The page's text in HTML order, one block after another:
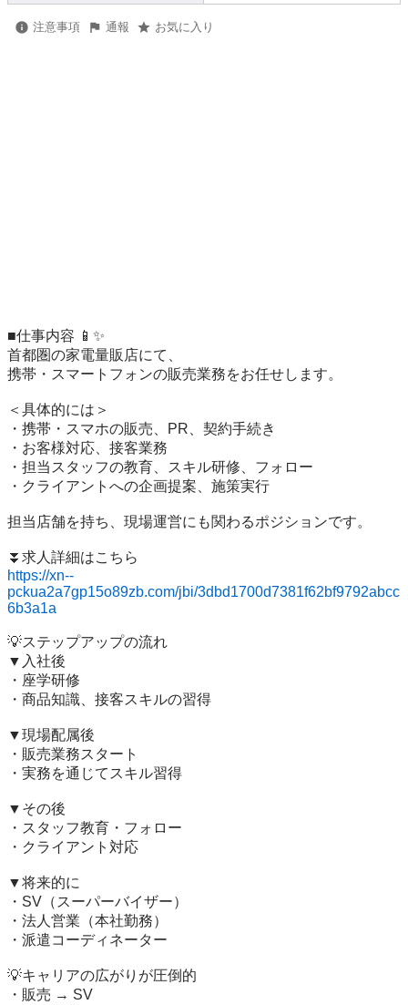
注意事項 通報 お気に入り
■仕事内容 📱✨
首都圏の家電量販店にて、
携帯・スマートフォンの販売業務をお任せします。
＜具体的には＞
・携帯・スマホの販売、PR、契約手続き
・お客様対応、接客業務
・担当スタッフの教育、スキル研修、フォロー
・クライアントへの企画提案、施策実行
担当店舗を持ち、現場運営にも関わるポジションです。
https://xn--
pckua2a7gp15o89zb.com/jbi/3dbd1700d7381f62bf9792abcc
6b3a1a
💡ステップアップの流れ
▼入社後
・座学研修
・商品知識、接客スキルの習得
▼現場配属後
・販売業務スタート
・実務を通じてスキル習得
▼その後
・スタッフ教育・フォロー
・クライアント対応
▼将来的に
・SV（スーパーバイザー）
・法人営業（本社勤務）
・派遣コーディネーター
💡キャリアの広がりが圧倒的
・販売 → SV